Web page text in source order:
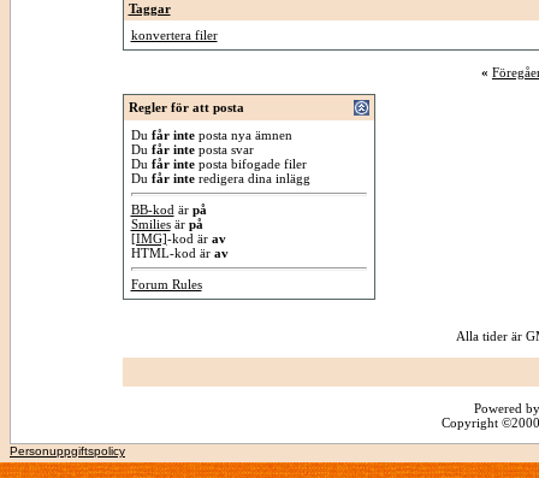
Taggar
konvertera filer
«
Regler för att posta
Du får inteposta nya ämnen
Du får inteposta svar
Du får inteposta bifogade filer
Du får interedigera dina inlägg
BB-kod är på
Smiliesär på
[IMG]-kod är av
HTML-kod är av
Forum Rules
Alla tider är
Powered
Copyright
Personuppgiftspolicy